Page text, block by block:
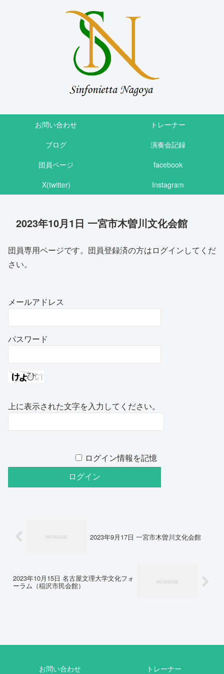
お問い合わせ
トレーナー
ブログ
演奏会記録
団員ページ
facebook
X(twitter)
Instagram
2023年10月1日 一宮市木曽川文化会館
団員専用ページです。団員登録済の方はログインしてくだ
さい。
メールアドレス
パスワード
上に表示された文字を入力してください。
ログイン情報を記憶
2023年9月17日 一宮市木曽川文化会館
2023年10月15日 名古屋文理大学文化フォ
ーラム（稲沢市民会館）
お問い合わせ トレーナー